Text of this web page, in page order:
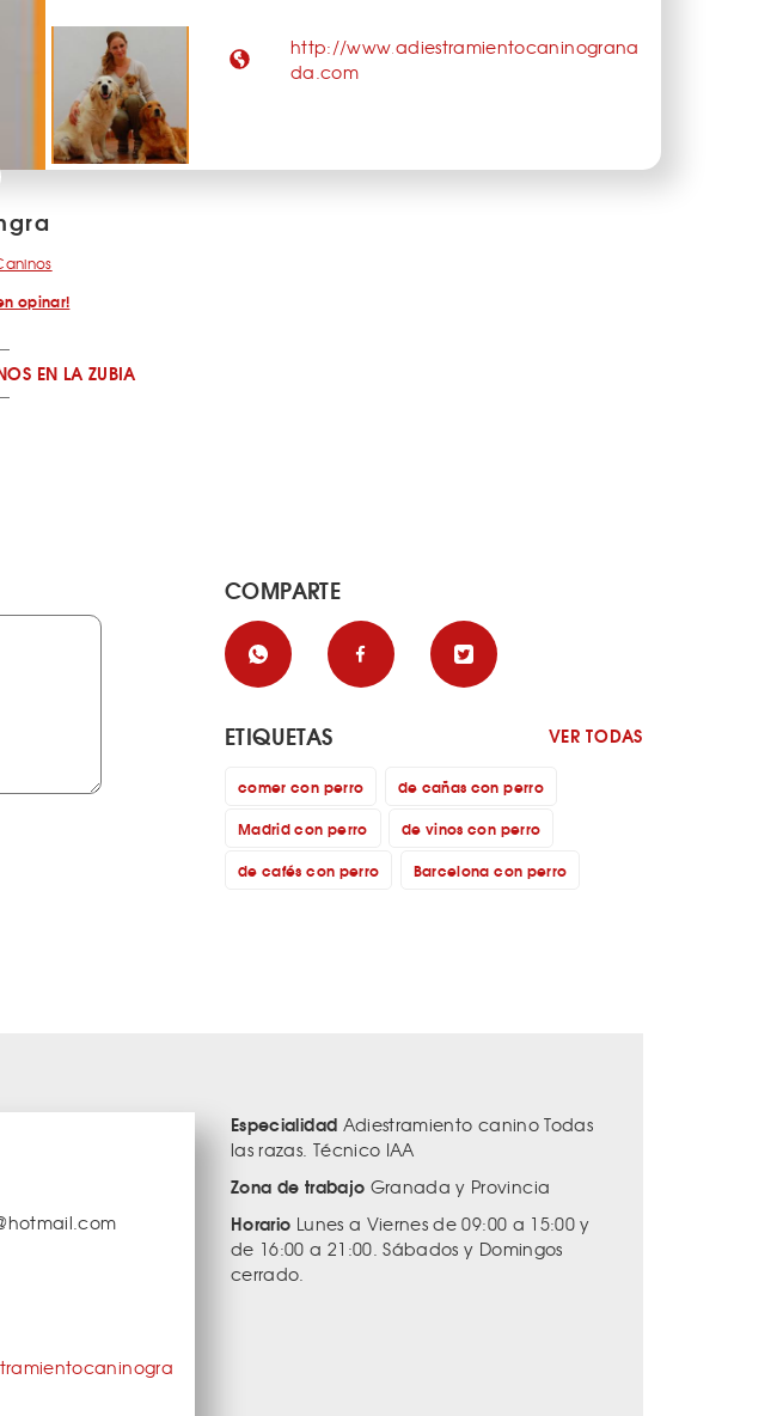
http://www.adiestramientocaninograna
da.com
opinar!
EN LA ZUBIA
COMPARTE
ETIQUETAS VER TODAS
comer con perro
de cañas con perro
Madrid con perro
de vinos con perro
de cafés con perro
Barcelona con perro
Especialidad Adiestramiento canino Todas
las razas. Técnico IAA
Zona de trabajo Granada y Provincia
Horario Lunes a Viernes de 09:00 a 15:00 y
de 16:00 a 21:00. Sábados y Domingos
cerrado.